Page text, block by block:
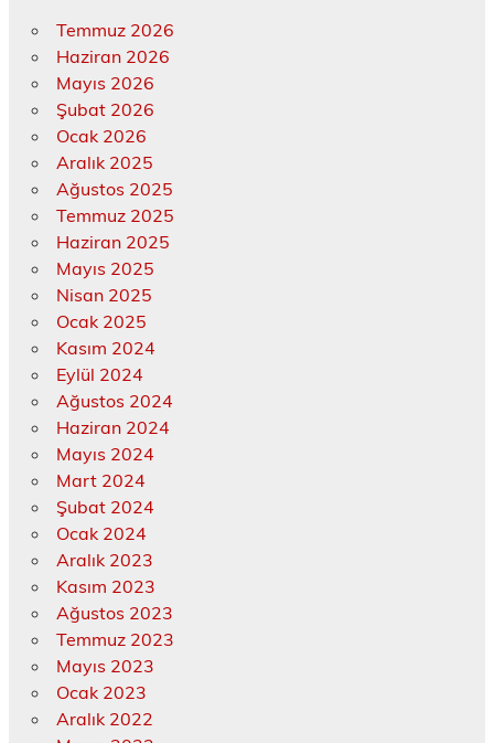
Temmuz 2026
Haziran 2026
Mayıs 2026
Şubat 2026
Ocak 2026
Aralık 2025
Ağustos 2025
Temmuz 2025
Haziran 2025
Mayıs 2025
Nisan 2025
Ocak 2025
Kasım 2024
Eylül 2024
Ağustos 2024
Haziran 2024
Mayıs 2024
Mart 2024
Şubat 2024
Ocak 2024
Aralık 2023
Kasım 2023
Ağustos 2023
Temmuz 2023
Mayıs 2023
Ocak 2023
Aralık 2022